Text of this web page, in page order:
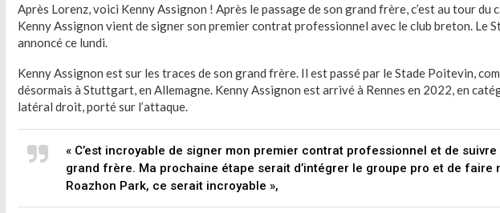
Après Lorenz, voici Kenny Assignon ! Après le passage de son grand frère, c’est au tour du
Kenny Assignon vient de signer son premier contrat professionnel avec le club breton. Le
annoncé ce lundi.
Kenny Assignon est sur les traces de son grand frère. Il est passé par le Stade Poitevin,
désormais à Stuttgart, en Allemagne. Kenny Assignon est arrivé à Rennes en 2022, en
latéral droit, porté sur l’attaque.
« C’est incroyable de signer mon premier contrat professionnel et de suivre
grand frère. Ma prochaine étape serait d’intégrer le groupe pro et de faire
Roazhon Park, ce serait incroyable »,